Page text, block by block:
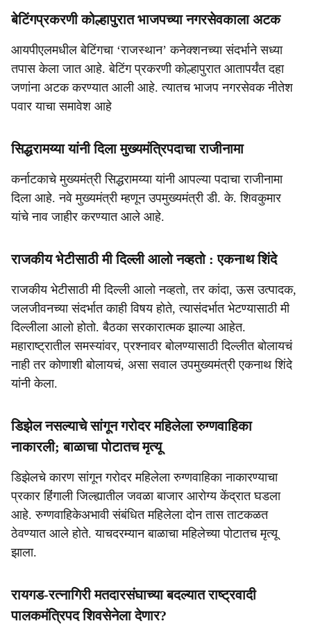
बेटिंगप्रकरणी कोल्हापुरात भाजपच्या नगरसेवकाला अटक
आयपीएलमधील बेटिंगचा ‘राजस्थान’ कनेक्शनच्या संदर्भाने सध्या
तपास केला जात आहे. बेटिंग प्रकरणी कोल्हापुरात आतापर्यंत दहा
जणांना अटक करण्यात आली आहे. त्यातच भाजप नगरसेवक नीतेश
पवार याचा समावेश आहे
सिद्धरामय्या यांनी दिला मुख्यमंत्रिपदाचा राजीनामा
कर्नाटकाचे मुख्यमंत्री सिद्धरामय्या यांनी आपल्या पदाचा राजीनामा
दिला आहे. नवे मुख्यमंत्री म्हणून उपमुख्यमंत्री डी. के. शिवकुमार
यांचे नाव जाहीर करण्यात आले आहे.
राजकीय भेटीसाठी मी दिल्ली आलो नव्हतो : एकनाथ शिंदे
राजकीय भेटीसाठी मी दिल्ली आलो नव्हतो, तर कांदा, ऊस उत्पादक,
जलजीवनच्या संदर्भात काही विषय होते, त्यासंदर्भात भेटण्यासाठी मी
दिल्लीला आलो होतो. बैठका सरकारात्मक झाल्या आहेत.
महाराष्ट्रातील समस्यांवर, प्रश्नावर बोलण्यासाठी दिल्लीत बोलायचं
नाही तर कोणाशी बोलायचं, असा सवाल उपमुख्यमंत्री एकनाथ शिंदे
यांनी केला.
डिझेल नसल्याचे सांगून गरोदर महिलेला रुग्णवाहिका
नाकारली; बाळाचा पोटातच मृत्यू
डिझेलचे कारण सांगून गरोदर महिलेला रुग्णवाहिका नाकारण्याचा
प्रकार हिंंगाली जिल्ह्यातील जवळा बाजार आरोग्य केंद्रात घडला
आहे. रुग्णवाहिकेअभावी संबंधित महिलेला दोन तास ताटकळत
ठेवण्यात आले होते. याचदरम्यान बाळाचा महिलेच्या पोटातच मृत्यू
झाला.
रायगड-रत्नागिरी मतदारसंघाच्या बदल्यात राष्ट्रवादी
पालकमंत्रिपद शिवसेनेला देणार?